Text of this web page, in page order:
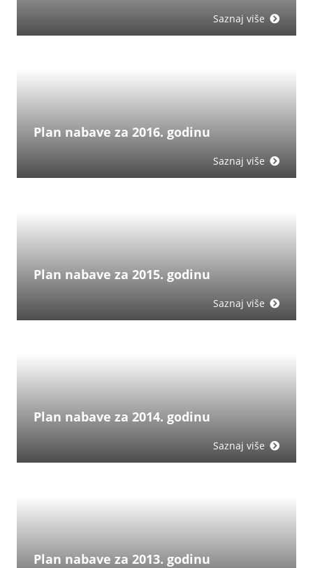
Saznaj više
Plan nabave za 2016. godinu
Saznaj više
Plan nabave za 2015. godinu
Saznaj više
Plan nabave za 2014. godinu
Saznaj više
Plan nabave za 2013. godinu